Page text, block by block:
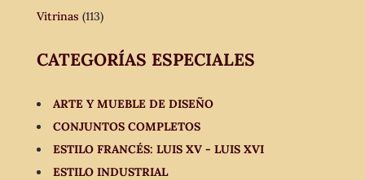
Vitrinas (113)
CATEGORÍAS ESPECIALES
ARTE Y MUEBLE DE DISEÑO
CONJUNTOS COMPLETOS
ESTILO FRANCÉS: LUIS XV - LUIS XVI
ESTILO INDUSTRIAL